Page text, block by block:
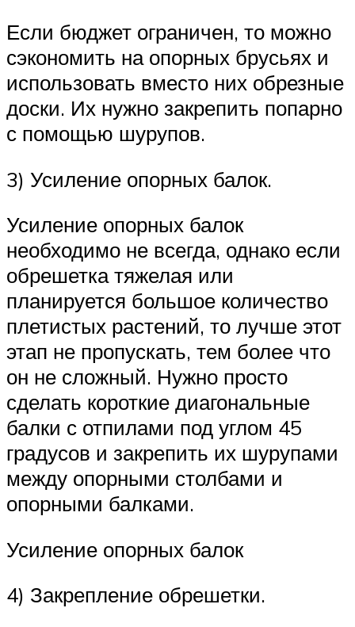
Если бюджет ограничен, то можно
сэкономить на опорных брусьях и
использовать вместо них обрезные
доски. Их нужно закрепить попарно
с помощью шурупов.
3) Усиление опорных балок.
Усиление опорных балок
необходимо не всегда, однако если
обрешетка тяжелая или
планируется большое количество
плетистых растений, то лучше этот
этап не пропускать, тем более что
он не сложный. Нужно просто
сделать короткие диагональные
балки с отпилами под углом 45
градусов и закрепить их шурупами
между опорными столбами и
опорными балками.
Усиление опорных балок
4) Закрепление обрешетки.